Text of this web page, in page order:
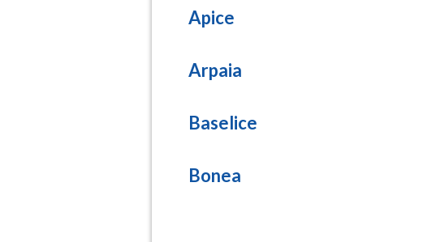
Apice
Arpaia
Baselice
Bonea